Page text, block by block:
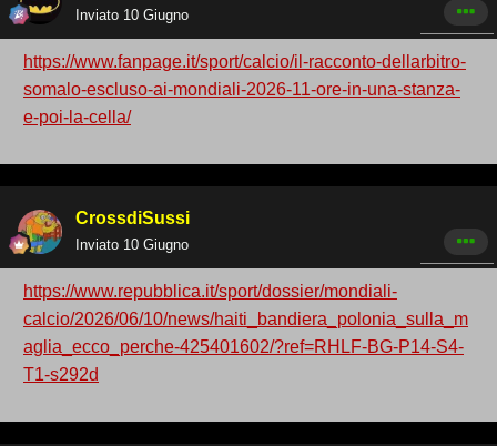
Inviato 10 Giugno
https://www.fanpage.it/sport/calcio/il-racconto-dellarbitro-
somalo-escluso-ai-mondiali-2026-11-ore-in-una-stanza-
e-poi-la-cella/
CrossdiSussi
Inviato 10 Giugno
https://www.repubblica.it/sport/dossier/mondiali-
calcio/2026/06/10/news/haiti_bandiera_polonia_sulla_m
aglia_ecco_perche-425401602/?ref=RHLF-BG-P14-S4-
T1-s292d